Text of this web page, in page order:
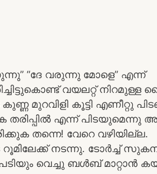
“ദേ വരുന്നു മോളെ” എന്ന്
വയലറ്റ് നിറമുള്ള
മുറവിളി കൂട്ടി എണീറ്റു
എന്ന് പിടയുമെന്നു
തന്നെ! വേറെ വഴിയില്ല.
നടന്നു. ടോർച്ച്
വെച്ചു ബൾബ് മാറ്റാൻ